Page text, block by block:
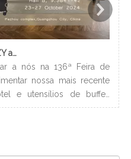
136ª Feira de Cantão: LAICOZY apresenta o futuro dos móveis para hotéis e utensílios de buffet
a nós na 136ª Feira de
nossa mais recente
e utensílios de buffet.
com profissionais da
de qualidade e design